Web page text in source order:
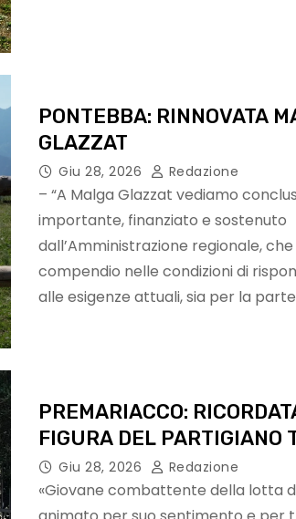
PONTEBBA: RINNOVATA
GLAZZAT
Giu 28, 2026 Redazione
– “A Malga Glazzat vediamo
importante, finanziato e sostenuto
dall’Amministrazione regionale,
compendio nelle condizioni di
alle esigenze attuali, sia per la
PREMARIACCO:
FIGURA DEL PARTIGIANO
Giu 28, 2026 Redazione
«Giovane combattente della lotta